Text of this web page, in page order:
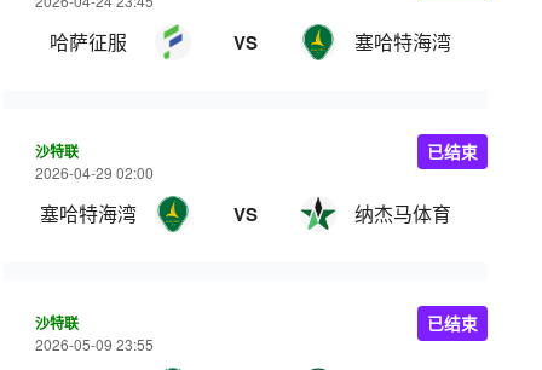
哈萨征服 VS 塞哈特海湾
沙特联
2026-04-29 02:00
塞哈特海湾 VS 纳杰马体育
已结束
沙特联
2026-05-09 23:55
已结束